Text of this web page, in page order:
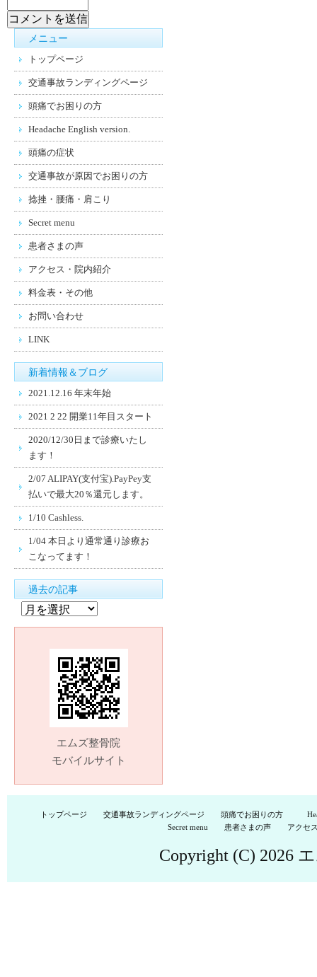
メニュー
トップページ
交通事故ランディングページ
頭痛でお困りの方
Headache English version.
頭痛の症状
交通事故が原因でお困りの方
捻挫・腰痛・肩こり
Secret menu
患者さまの声
アクセス・院内紹介
料金表・その他
お問い合わせ
LINK
新着情報＆ブログ
2021.12.16 年末年始
2021 2 22 開業11年目スタート
2020/12/30日まで診療いたし
ます！
2/07 ALIPAY(支付宝).PayPey支
払いで最大20％還元します。
1/10 Cashless.
1/04 本日より通常通り診療お
こなってます！
過去の記事
去
エムズ整骨院
モバイルサイト
トップページ 交通事故ランディングページ 頭痛でお困りの方
Secret menu
患者さまの声 アクセ
Copyright (C) 2026